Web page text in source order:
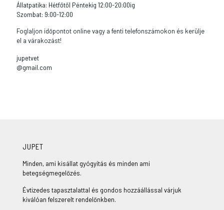
Állatpatika: Hétfőtől Péntekig 12:00-20:00ig
Szombat: 9:00-12:00
Foglaljon időpontot online vagy a fenti telefonszámokon és kerülje
el a várakozást!
jupetvet
@gmail.com
JUPET
Minden, ami kisállat gyógyítás és minden ami
betegségmegelőzés.
Évtizedes tapasztalattal és gondos hozzáállással várjuk
kiválóan felszerelt rendelőnkben.